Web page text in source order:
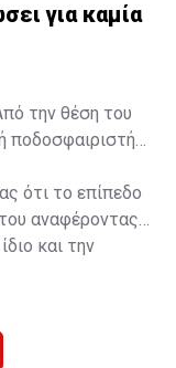
στο
στο
μεταφορά μετά
για
αεροδρόμιο
γήπεδο, στον
στο
για καμία
την θέση του
ποδοσφαιριστή
ότι το επίπεδο
αναφέροντας
και την